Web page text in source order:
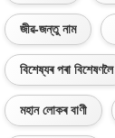
জীৱ-জন্তু নাম
বিশেষ্যৰ পৰা বিশেষণলৈ
মহান লোকৰ বাণী